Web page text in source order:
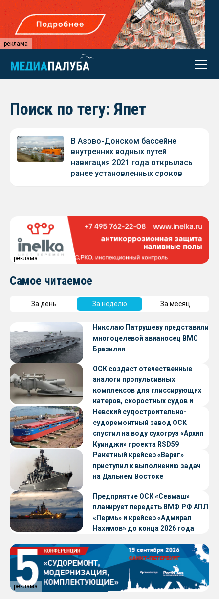
реклама
Поиск по тегу: Япет
В Азово-Донском бассейне
внутренних водных путей
навигация 2021 года открылась
ранее установленных сроков
реклама
Самое читаемое
За день За неделю За месяц
Николаю Патрушеву представили
многоцелевой авианосец ВМС
Бразилии
ОСК создаст отечественные
аналоги пропульсивных
комплексов для глиссирующих
катеров, скоростных судов и
судов с малой осадкой
Невский судостроительно-
судоремонтный завод ОСК
спустил на воду сухогруз «Архип
Куинджи» проекта RSD59
Ракетный крейсер «Варяг»
приступил к выполнению задач
на Дальнем Востоке
Предприятие ОСК «Севмаш»
планирует передать ВМФ РФ АПЛ
«Пермь» и крейсер «Адмирал
Нахимов» до конца 2026 года
реклама